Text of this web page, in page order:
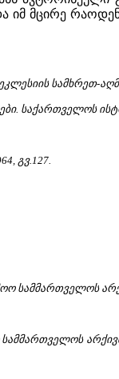
იმ მცირე
სამხრეთ-
საქართველოს
გვ.127.
სამმართველოს
სამმართველოს